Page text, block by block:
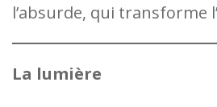
l’absurde, qui transforme
La lumière